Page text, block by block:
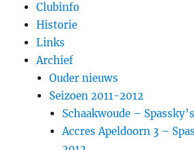
Clubinfo
Historie
Links
Archief
Ouder nieuws
Seizoen 2011-2012
Schaakwoude –
Accres Apeldoorn 3 –